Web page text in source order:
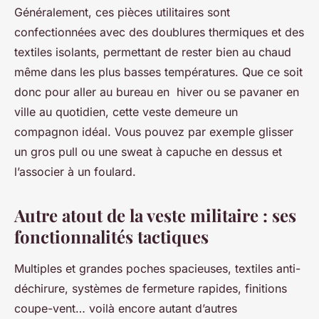
Généralement, ces pièces utilitaires sont
confectionnées avec des doublures thermiques et des
textiles isolants, permettant de rester bien au chaud
même dans les plus basses températures. Que ce soit
donc pour aller au bureau en hiver ou se pavaner en
ville au quotidien, cette veste demeure un
compagnon idéal. Vous pouvez par exemple glisser
un gros pull ou une sweat à capuche en dessus et
l’associer à un foulard.
Autre atout de la veste militaire : ses
fonctionnalités tactiques
Multiples et grandes poches spacieuses, textiles anti-
déchirure, systèmes de fermeture rapides, finitions
coupe-vent… voilà encore autant d’autres